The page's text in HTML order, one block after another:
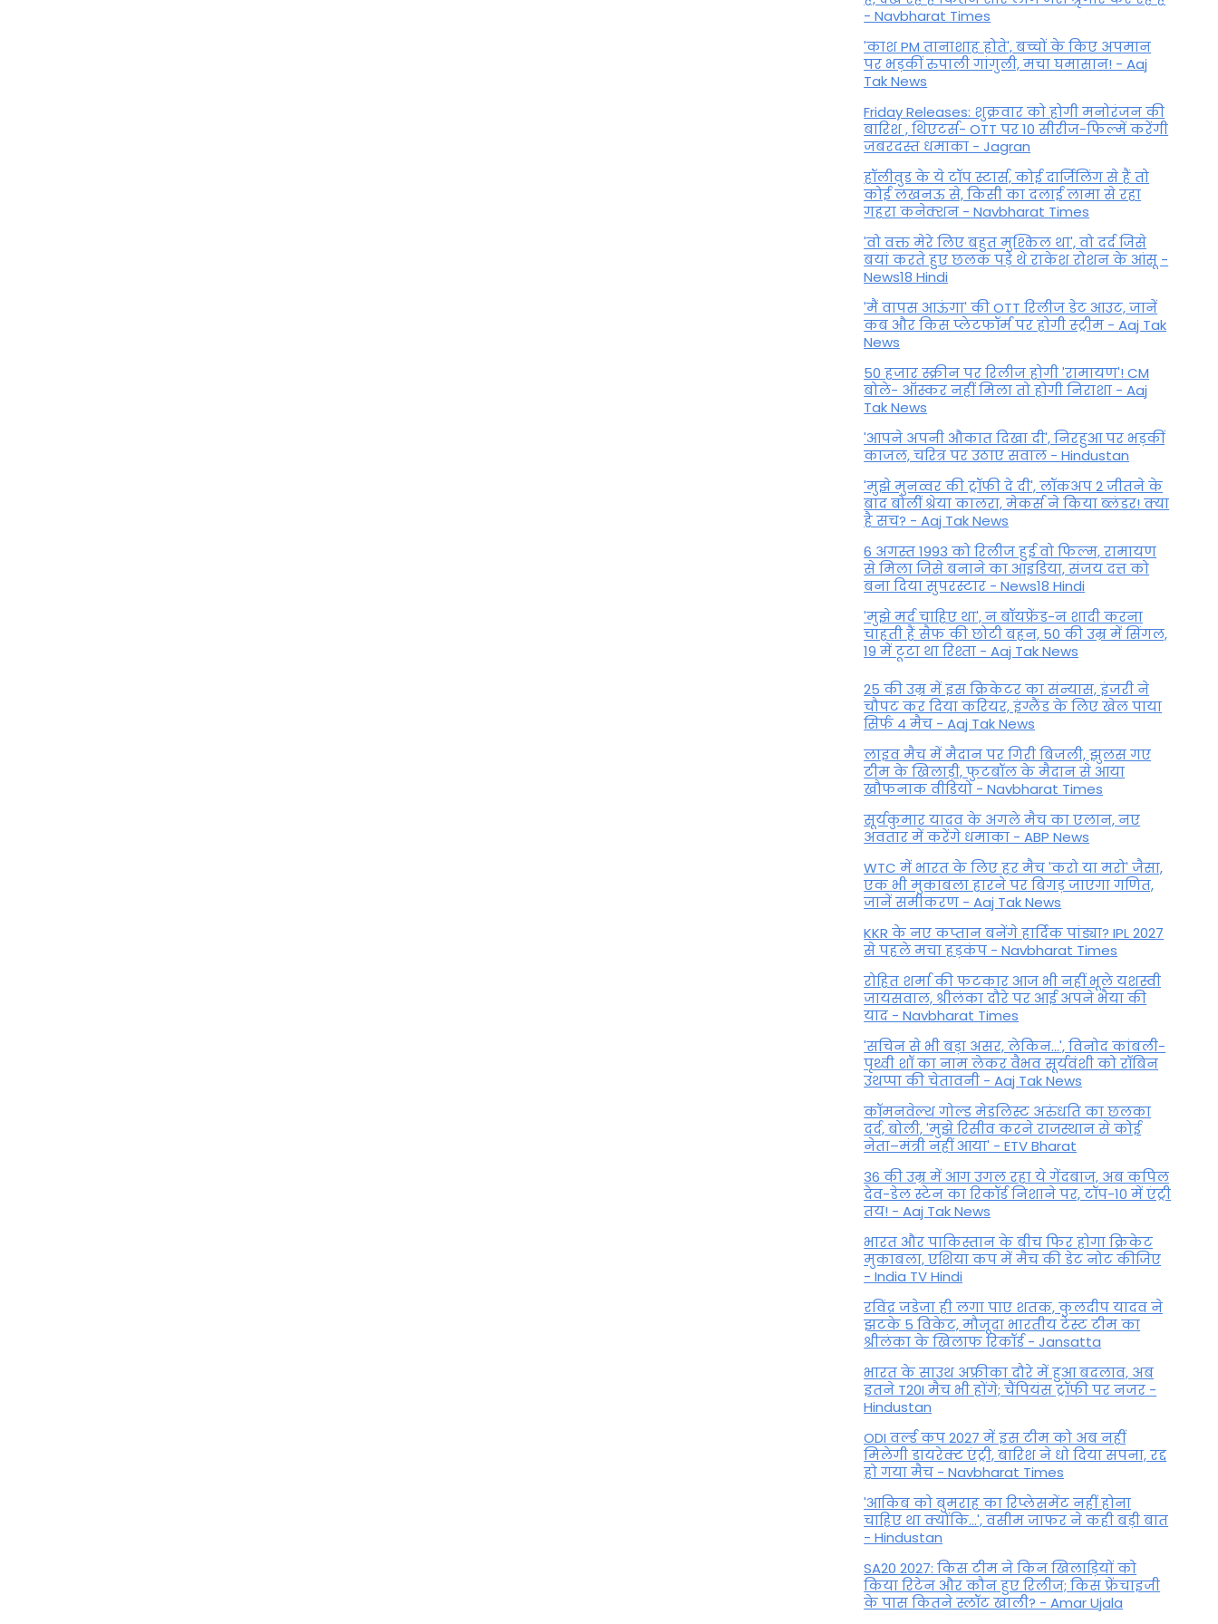
- Navbharat Times
'काश PM तानाशाह होते', बच्चों के किए अपमान
पर भड़कीं रुपाली गांगुली, मचा घमासान! - Aaj
Tak News
Friday Releases: शुक्रवार को होगी मनोरंजन की
बारिश , थिएटर्स- OTT पर 10 सीरीज-फिल्में करेंगी
जबरदस्त धमाका - Jagran
हॉलीवुड के ये टॉप स्टार्स, कोई दार्जिलिंग से हैं तो
कोई लखनऊ से, किसी का दलाई लामा से रहा
गहरा कनेक्शन - Navbharat Times
'वो वक्त मेरे लिए बहुत मुश्किल था', वो दर्द जिसे
बयां करते हुए छलक पड़े थे राकेश रोशन के आंसू -
News18 Hindi
'मैं वापस आऊंगा' की OTT रिलीज डेट आउट, जानें
कब और किस प्लेटफॉर्म पर होगी स्ट्रीम - Aaj Tak
News
50 हजार स्क्रीन पर रिलीज होगी 'रामायण'! CM
बोले- ऑस्कर नहीं मिला तो होगी निराशा - Aaj
Tak News
'आपने अपनी औकात दिखा दी', निरहुआ पर भड़कीं
काजल, चरित्र पर उठाए सवाल - Hindustan
'मुझे मुनव्वर की ट्रॉफी दे दी', लॉकअप 2 जीतने के
बाद बोलीं श्रेया कालरा, मेकर्स ने किया ब्लंडर! क्या
है सच? - Aaj Tak News
6 अगस्त 1993 को रिलीज हुई वो फिल्म, रामायण
से मिला जिसे बनाने का आइडिया, संजय दत्त को
बना दिया सुपरस्टार - News18 Hindi
'मुझे मर्द चाहिए था', न बॉयफ्रेंड-न शादी करना
चाहती हैं सैफ की छोटी बहन, 50 की उम्र में सिंगल,
19 में टूटा था रिश्ता - Aaj Tak News
25 की उम्र में इस क्रिकेटर का संन्यास, इंजरी ने
चौपट कर दिया करियर, इंग्लैंड के लिए खेल पाया
सिर्फ 4 मैच - Aaj Tak News
लाइव मैच में मैदान पर गिरी बिजली, झुलस गए
टीम के खिलाड़ी, फुटबॉल के मैदान से आया
खौफनाक वीडियो - Navbharat Times
सूर्यकुमार यादव के अगले मैच का एलान, नए
अवतार में करेंगे धमाका - ABP News
WTC में भारत के लिए हर मैच 'करो या मरो' जैसा,
एक भी मुकाबला हारने पर बिगड़ जाएगा गण‍ित,
जानें समीकरण - Aaj Tak News
KKR के नए कप्तान बनेंगे हार्दिक पांड्या? IPL 2027
से पहले मचा हड़कंप - Navbharat Times
रोहित शर्मा की फटकार आज भी नहीं भूले यशस्वी
जायसवाल, श्रीलंका दौरे पर आई अपने भैया की
याद - Navbharat Times
'सचिन से भी बड़ा असर, लेकिन...', व‍िनोद कांबली-
पृथ्वी शॉ का नाम लेकर वैभव सूर्यवंशी को रॉबिन
उथप्पा की चेतावनी - Aaj Tak News
कॉमनवेल्थ गोल्ड मे​डलिस्ट अरुंधति का छलका
दर्द, बोली, 'मुझे रिसीव करने राजस्थान से कोई
नेता–मंत्री नहीं आया' - ETV Bharat
36 की उम्र में आग उगल रहा ये गेंदबाज, अब कपिल
देव-डेल स्टेन का रिकॉर्ड निशाने पर, टॉप-10 में एंट्री
तय! - Aaj Tak News
भारत और पाकिस्तान के बीच फिर होगा क्रिकेट
मुकाबला, एशिया कप में मैच की डेट नोट कीजिए
- India TV Hindi
रविंद्र जडेजा ही लगा पाए शतक, कुलदीप यादव ने
झटके 5 विकेट, मौजूदा भारतीय टेस्ट टीम का
श्रीलंका के खिलाफ रिकॉर्ड - Jansatta
भारत के साउथ अफ्रीका दौरे में हुआ बदलाव, अब
इतने T20I मैच भी होंगे; चैंपियंस ट्रॉफी पर नजर -
Hindustan
ODI वर्ल्ड कप 2027 में इस टीम को अब नहीं
मिलेगी डायरेक्ट एंट्री, बारिश ने धो दिया सपना, रद्द
हो गया मैच - Navbharat Times
'आकिब को बुमराह का रिप्लेसमेंट नहीं होना
चाहिए था क्योंकि...', वसीम जाफर ने कही बड़ी बात
- Hindustan
SA20 2027: किस टीम ने किन खिलाड़ियों को
किया रिटेन और कौन हुए रिलीज; किस फ्रेंचाइजी
के पास कितने स्लॉट खाली? - Amar Ujala